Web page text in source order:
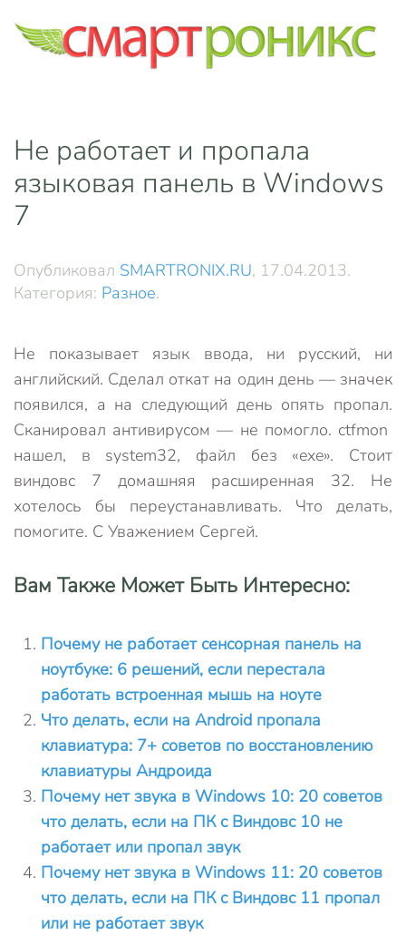
Skip to main content
Не работает и пропала
языковая панель в Windows
7
Опубликовал SMARTRONIX.RU, 17.04.2013.
Категория: Разное.
Не показывает язык ввода, ни русский, ни
английский. Сделал откат на один день — значек
появился, а на следующий день опять пропал.
Сканировал антивирусом — не помогло. ctfmon
нашел, в system32, файл без «exe». Стоит
виндовс 7 домашняя расширенная 32. Не
хотелось бы переустанавливать. Что делать,
помогите. С Уважением Сергей.
Вам Также Может Быть Интересно:
Почему не работает сенсорная панель на
ноутбуке: 6 решений, если перестала
работать встроенная мышь на ноуте
Что делать, если на Android пропала
клавиатура: 7+ советов по восстановлению
клавиатуры Андроида
Почему нет звука в Windows 10: 20 советов
что делать, если на ПК с Виндовс 10 не
работает или пропал звук
Почему нет звука в Windows 11: 20 советов
что делать, если на ПК с Виндовс 11 пропал
или не работает звук